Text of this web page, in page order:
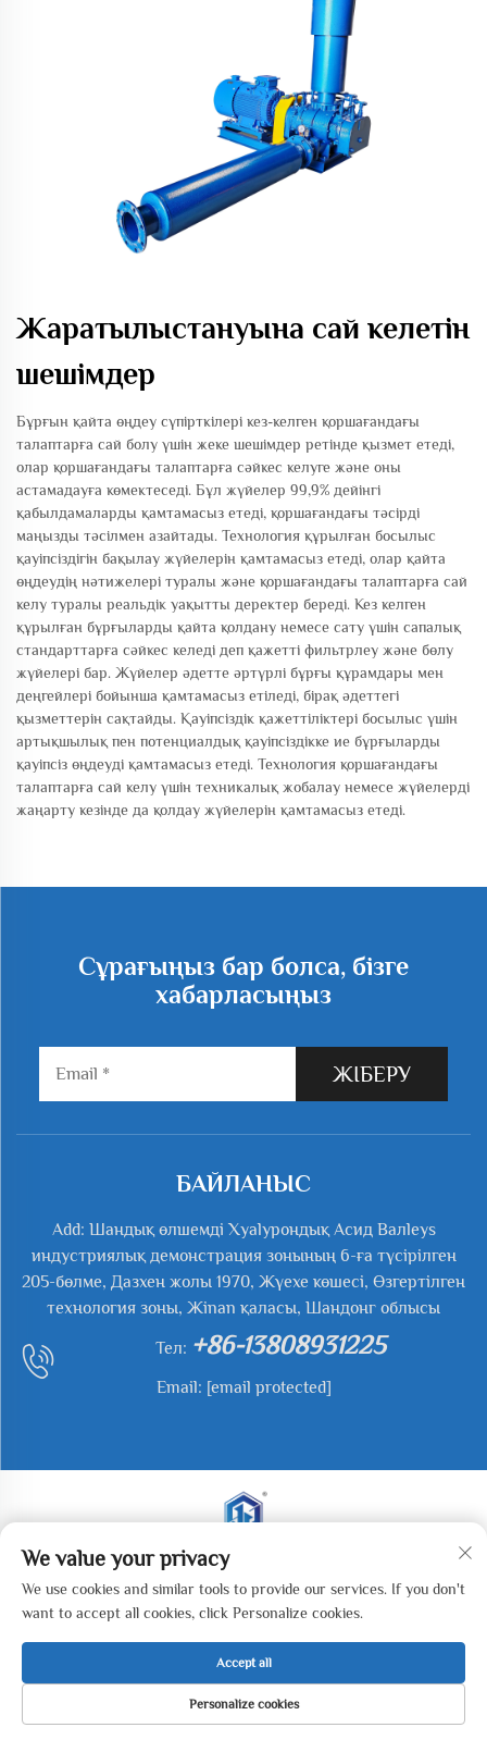
Жаратылыстануына сай келетін
шешімдер
Бұрғын қайта өңдеу сүпірткілері кез-келген қоршағандағы
талаптарға сай болу үшін жеке шешімдер ретінде қызмет етеді,
олар қоршағандағы талаптарға сәйкес келуге және оны
астамадауға көмектеседі. Бұл жүйелер 99,9% дейінгі
қабылдамаларды қамтамасыз етеді, қоршағандағы тәсірді
маңызды тәсілмен азайтады. Технология құрылған босылыс
қауіпсіздігін бақылау жүйелерін қамтамасыз етеді, олар қайта
өңдеудің нәтижелері туралы және қоршағандағы талаптарға сай
келу туралы реальдік уақытты деректер береді. Кез келген
құрылған бұрғыларды қайта қолдану немесе сату үшін сапалық
стандарттарға сәйкес келеді деп қажетті фильтрлеу және бөлу
жүйелері бар. Жүйелер әдетте әртүрлі бұрғы құрамдары мен
деңгейлері бойынша қамтамасыз етіледі, бірақ әдеттегі
қызметтерін сақтайды. Қауіпсіздік қажеттіліктері босылыс үшін
артықшылық пен потенциалдық қауіпсіздікке ие бұрғыларды
қауіпсіз өңдеуді қамтамасыз етеді. Технология қоршағандағы
талаптарға сай келу үшін техникалық жобалау немесе жүйелерді
жаңарту кезінде да қолдау жүйелерін қамтамасыз етеді.
Сұрағыңыз бар болса, бізге
хабарласыңыз
ЖІБЕРУ
БАЙЛАНЫС
Add: Шандық өлшемді Хyalурондық Асид Валleys
индустриялық демонстрация зонының 6-ға түсірілген
205-бөлме, Дазхен жолы 1970, Жүехе көшесі, Өзгертілген
технология зоны, Жinan қаласы, Шандонг облысы
Тел: +86-13808931225
Email: [email protected]
Барлық тәуелсіздіктер сақталады. Құрама 2025 Жиань
ю Вейе (Жинан) Машиналық Технологиясы
Көмпаниясы, LTD. - Құпиялық саясаты
БАСТЫ БЕТ ӨНІМДЕР ЭЛ. ПОШТА ТЕЛ
We value your privacy
We use cookies and similar tools to provide our services. If you don't
want to accept all cookies, click Personalize cookies.
Personalize cookies
Accept all